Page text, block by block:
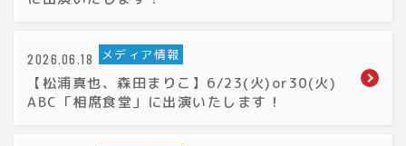
2026.06.18 メディア情報
【松浦真也、森田まりこ】6/23(火)or30(火)
ABC「相席食堂」に出演いたします！